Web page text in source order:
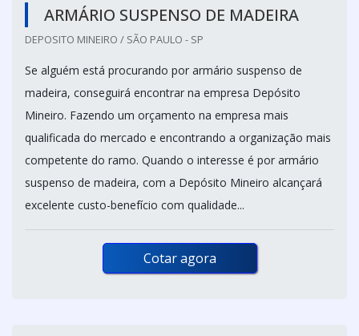
ARMÁRIO SUSPENSO DE MADEIRA
DEPOSITO MINEIRO / SÃO PAULO - SP
Se alguém está procurando por armário suspenso de
madeira, conseguirá encontrar na empresa Depósito
Mineiro. Fazendo um orçamento na empresa mais
qualificada do mercado e encontrando a organização mais
competente do ramo. Quando o interesse é por armário
suspenso de madeira, com a Depósito Mineiro alcançará
excelente custo-benefício com qualidade...
Cotar agora